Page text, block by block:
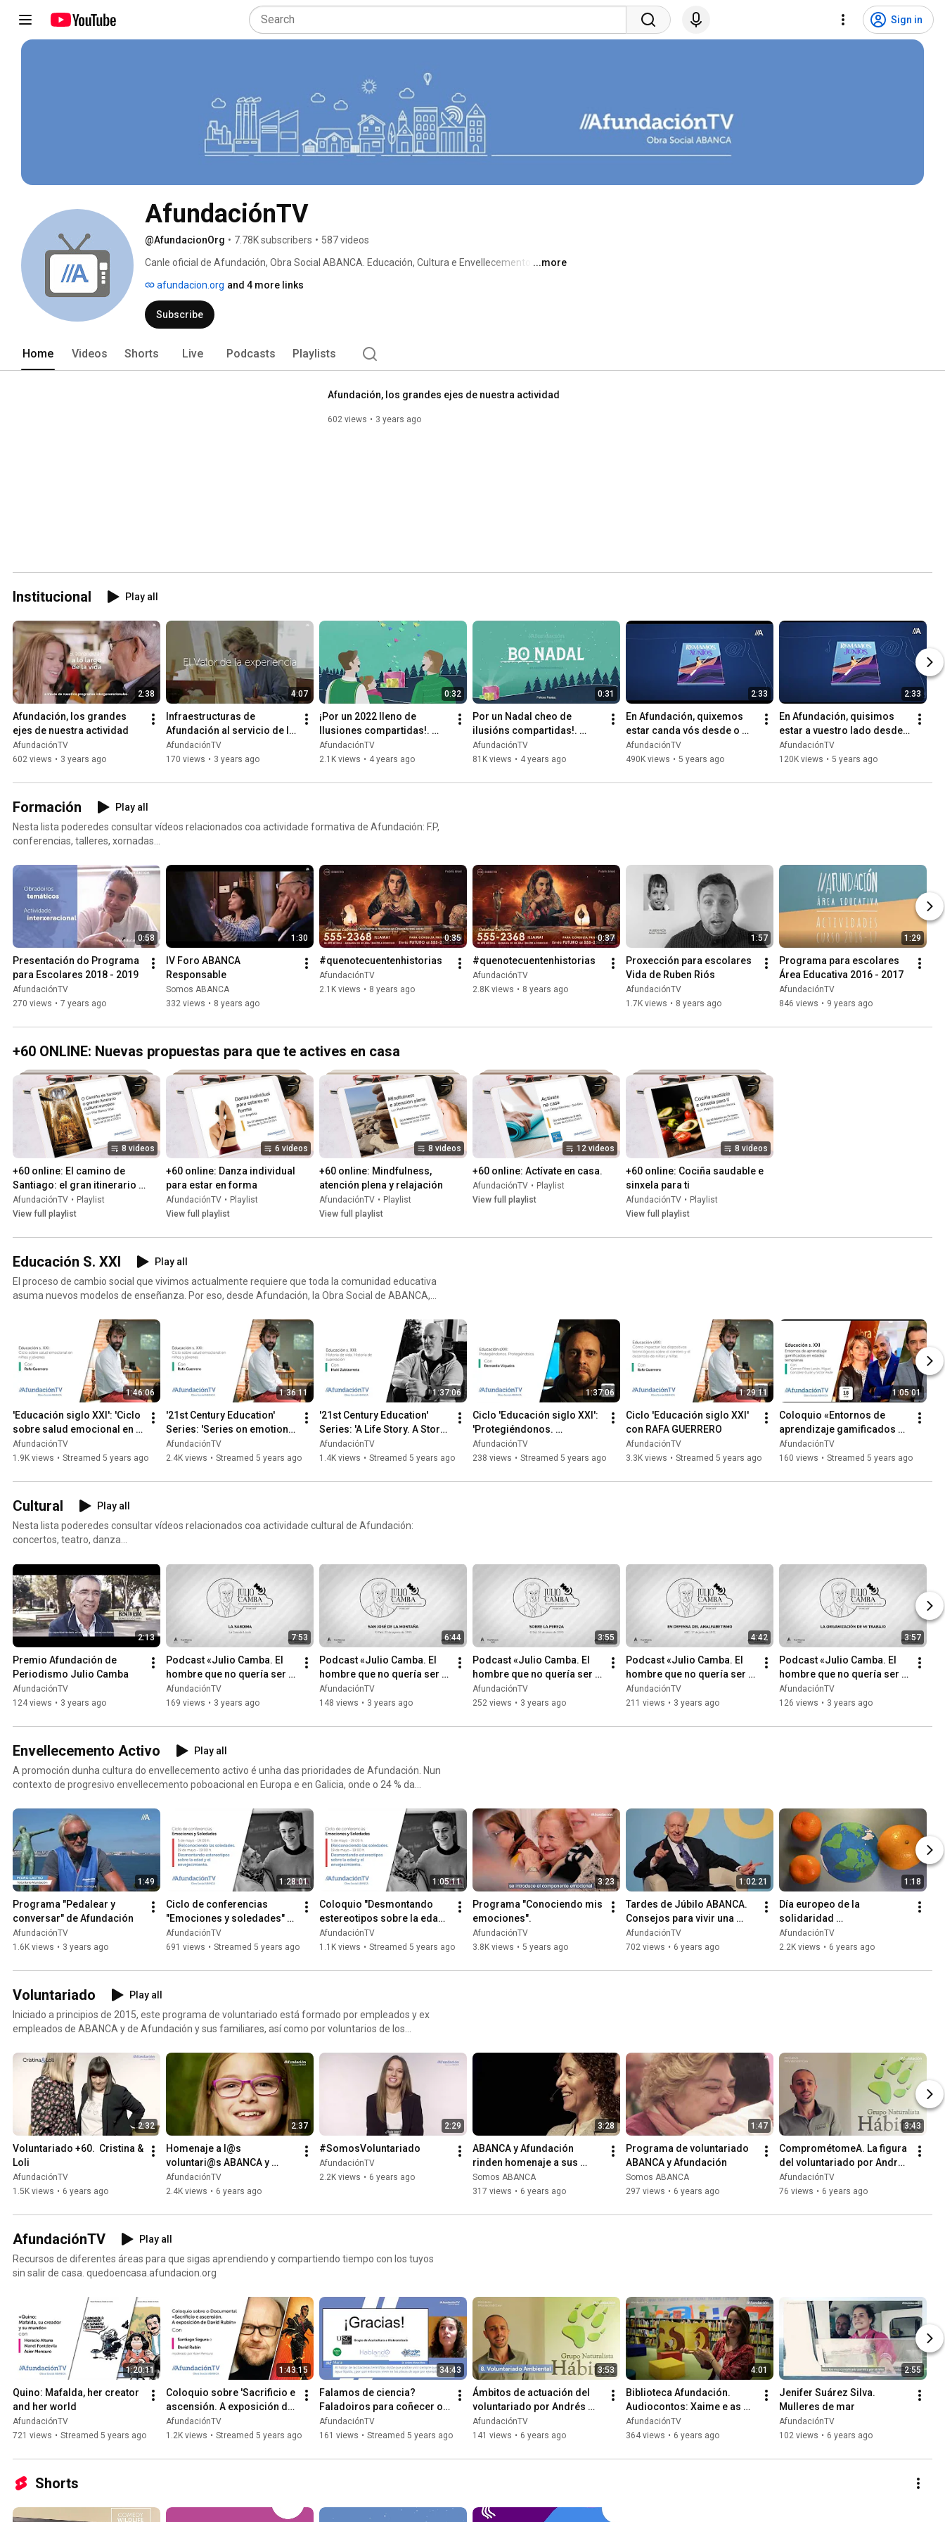
Sign in
AfundaciónTV
@AfundacionOrg • 7.78K subscribers • 587 videos
Canle oficial de Afundación, Obra Social ABANCA. Educación, Cultura e Envellecemento activo
...more
afundacion.org and 4 more links
Subscribe
Home Videos Shorts Live Podcasts Playlists
Afundación, los grandes ejes de nuestra actividad
602 views 3 years ago
Institucional Play all
2:38
Afundación, los grandes
ejes de nuestra actividad
AfundaciónTV
602 views • 3 years ago
4:07
Infraestructuras de
Afundación al servicio de la
sociedad
AfundaciónTV
170 views • 3 years ago
0:32
¡Por un 2022 lleno de
Ilusiones compartidas!.
Feliz año
AfundaciónTV
2.1K views • 4 years ago
0:31
Por un Nadal cheo de
ilusións compartidas!.
Felices Festas.
AfundaciónTV
81K views • 4 years ago
2:33
En Afundación, quixemos
estar canda vós desde o
primeiro.
#RemamosXuntos
AfundaciónTV
490K views • 5 years ago
2:33
En Afundación, quisimos
estar a vuestro lado desde
el principio.
#RemamosJuntos
AfundaciónTV
120K views • 5 years ago
Formación
Play all
Nesta lista poderedes consultar vídeos relacionados coa actividade formativa de Afundación: F.P,
conferencias, talleres, xornadas...
0:58
Presentación do Programa
para Escolares 2018 - 2019
AfundaciónTV
270 views • 7 years ago
1:30
IV Foro ABANCA
Responsable
Somos ABANCA
332 views • 8 years ago
0:35
#quenotecuentenhistorias
AfundaciónTV
2.1K views • 8 years ago
0:37
#quenotecuentenhistorias
AfundaciónTV
2.8K views • 8 years ago
1:57
Proxección para escolares
Vida de Ruben Riós
AfundaciónTV
1.7K views • 8 years ago
1:29
Programa para escolares
Área Educativa 2016 - 2017
AfundaciónTV
846 views • 9 years ago
+60 ONLINE: Nuevas propuestas para que te actives en casa
8 videos
+60 online: El camino de
Santiago: el gran itinerario
cultural europeo
AfundaciónTV • Playlist
View full playlist
6 videos
+60 online: Danza individual
para estar en forma
AfundaciónTV • Playlist
View full playlist
8 videos
+60 online: Mindfulness,
atención plena y relajación
AfundaciónTV • Playlist
View full playlist
12 videos
+60 online: Actívate en casa.
AfundaciónTV • Playlist
View full playlist
8 videos
+60 online: Cociña saudable e
sinxela para ti
AfundaciónTV • Playlist
View full playlist
Educación S. XXI
Play all
El proceso de cambio social que vivimos actualmente requiere que toda la comunidad educativa
asuma nuevos modelos de enseñanza. Por eso, desde Afundación, la Obra Social de ABANCA,
1:46:06
'Educación siglo XXI': 'Ciclo
sobre salud emocional en
niños y jóvenes
AfundaciónTV
1.9K views • Streamed 5 years ago
1:36:11
'21st Century Education'
Series: 'Series on emotional
health in children and youth'
with Rafa Gue...
AfundaciónTV
2.4K views • Streamed 5 years ago
1:37:06
'21st Century Education'
Series: 'A Life Story. A Story
of Overcoming' with Iñaki
Zubizarreta
AfundaciónTV
1.4K views • Streamed 5 years ago
1:37:06
Ciclo 'Educación siglo XXI':
'Protegiéndonos.
Protegiéndolos'.
Ciberseguridad con
AfundaciónTV
238 views • Streamed 5 years ago
1:29:11
Ciclo 'Educación siglo XXI'
con RAFA GUERRERO
AfundaciónTV
3.3K views • Streamed 5 years ago
1:05:01
Coloquio «Entornos de
aprendizaje gamificados en
edades tempranas»
AfundaciónTV
160 views • Streamed 5 years ago
Cultural
Play all
Nesta lista poderedes consultar vídeos relacionados coa actividade cultural de Afundación:
concertos, teatro, danza...
2:13
Premio Afundación de
Periodismo Julio Camba
AfundaciónTV
124 views • 3 years ago
7:53
Podcast «Julio Camba. El
hombre que no quería ser
nada» - La sardina
AfundaciónTV
169 views • 3 years ago
6:44
Podcast «Julio Camba. El
hombre que no quería ser
nada» - San José de la
Montaña
AfundaciónTV
148 views • 3 years ago
3:55
Podcast «Julio Camba. El
hombre que no quería ser
nada» - Sobre la pereza
AfundaciónTV
252 views • 3 years ago
4:42
Podcast «Julio Camba. El
hombre que no quería ser
nada» - En defensa del
analfabetismo
AfundaciónTV
211 views • 3 years ago
3:57
Podcast «Julio Camba. El
hombre que no quería ser
nada» - La organización de
mi trabajo
AfundaciónTV
126 views • 3 years ago
Envellecemento Activo
Play all
A promoción dunha cultura do envellecemento activo é unha das prioridades de Afundación. Nun
contexto de progresivo envellecemento poboacional en Europa e en Galicia, onde o 24 % da
optimizando a participación social, o coñecemento e a vida sa.
1:49
Programa "Pedalear y
conversar" de Afundación
AfundaciónTV
1.6K views • 3 years ago
1:28:01
Ciclo de conferencias
"Emociones y soledades" -
Reconociendo las
soledades
AfundaciónTV
691 views • Streamed 5 years ago
1:05:11
Coloquio "Desmontando
estereotipos sobre la edad
y el envejecimiento" con
Elena del Barrio
AfundaciónTV
1.1K views • Streamed 5 years ago
3:23
Programa "Conociendo mis
emociones".
AfundaciónTV
3.8K views • 5 years ago
1:02:21
Tardes de Júbilo ABANCA.
Consejos para vivir una
jubilación activa.Con
Leopoldo Abadía
AfundaciónTV
702 views • 6 years ago
1:18
Día europeo de la
solidaridad
intergeneracional:
construyamos una
edades.
AfundaciónTV
2.2K views • 6 years ago
Voluntariado
Play all
Iniciado a principios de 2015, este programa de voluntariado está formado por empleados y ex
empleados de ABANCA y de Afundación y sus familiares, así como por voluntarios de los
de 1.700 personas que han dedicado más de 17.000 horas a iniciativas que abarcan desde
aspectos socioculturales o formativos, hasta causas medioambientales o benéficas.
2:32
Voluntariado +60.  Cristina &
Loli
AfundaciónTV
1.5K views • 6 years ago
2:37
Homenaje a l@s
voluntari@s ABANCA y
Afundación 2019
AfundaciónTV
2.4K views • 6 years ago
2:29
#SomosVoluntariado
AfundaciónTV
2.2K views • 6 years ago
3:28
ABANCA y Afundación
rinden homenaje a sus
voluntarios con un acto en
Santiago
Somos ABANCA
317 views • 6 years ago
1:47
Programa de voluntariado
ABANCA y Afundación
Somos ABANCA
297 views • 6 years ago
3:43
ComprométomeA. La figura
del voluntariado por Andrés
Rodríguez Pereira del
grupo naturalista Hábitat
AfundaciónTV
76 views • 6 years ago
AfundaciónTV
Play all
Recursos de diferentes áreas para que sigas aprendiendo y compartiendo tiempo con los tuyos
sin salir de casa. quedoencasa.afundacion.org
1:20:11
Quino: Mafalda, her creator
and her world
AfundaciónTV
721 views • Streamed 5 years ago
1:43:15
Coloquio sobre 'Sacrificio e
ascensión. A exposición de
David Rubín' con Santiago
Segura
AfundaciónTV
1.2K views • Streamed 5 years ago
34:43
Falamos de ciencia?
Faladoiros para coñecer o
mundo - Andrea Muras
AfundaciónTV
161 views • Streamed 5 years ago
3:53
Ámbitos de actuación del
voluntariado por Andrés
Rodríguez Pereira del
grupo naturalista Hábitat
AfundaciónTV
141 views • 6 years ago
4:01
Biblioteca Afundación.
Audiocontos: Xaime e as
Landras
AfundaciónTV
364 views • 6 years ago
2:55
Jenifer Suárez Silva.
Mulleres de mar
AfundaciónTV
102 views • 6 years ago
Shorts